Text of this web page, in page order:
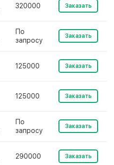
320000 Заказать
По
запросу
Заказать
125000 Заказать
125000 Заказать
По
запросу
Заказать
290000 Заказать